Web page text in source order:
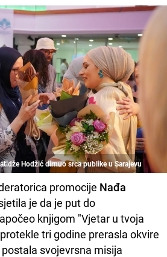
Hodžić dirnuo srca publike u Sarajevu
promocije Nađa
je da je put do
knjigom "Vjetar u tvoja
tri godine prerasla okvire
svojevrsna misija